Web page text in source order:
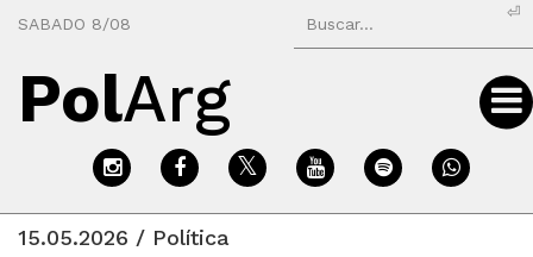
SABADO 8/08
⏎
PolArg
15.05.2026 / Política